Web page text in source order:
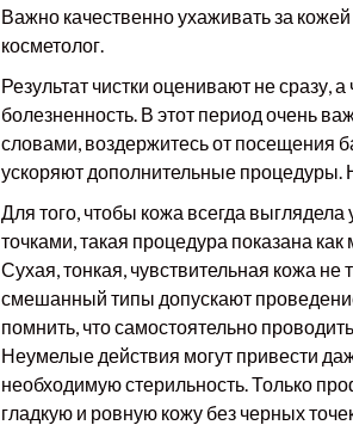
Важно качественно ухаживать за
косметолог.
Результат чистки оценивают не сразу,
болезненность. В этот период очень
словами, воздержитесь от посещения
ускоряют дополнительные процедуры.
Для того, чтобы кожа всегда
точками, такая процедура показана
Сухая, тонкая, чувствительная кожа
смешанный типы допускают
помнить, что самостоятельно
Неумелые действия могут привести
необходимую стерильность. Только
гладкую и ровную кожу без черных